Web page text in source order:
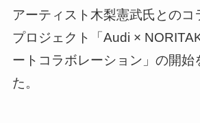
アーティスト木梨憲武氏とのコ
プロジェクト「Audi ×
ートコラボレーション」の開始
た。